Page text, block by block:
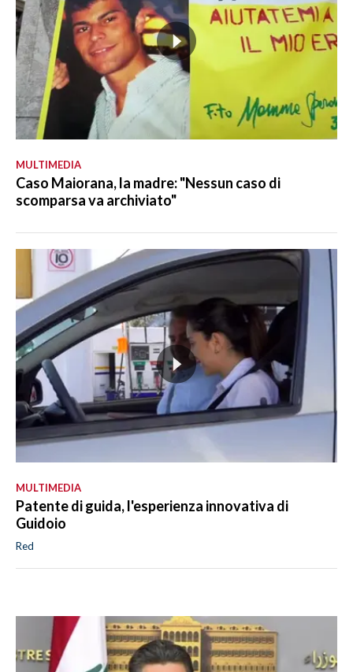
MULTIMEDIA
Caso Maiorana, la madre: "Nessun caso di
scomparsa va archiviato"
MULTIMEDIA
Patente di guida, l'esperienza innovativa di
Guidoio
Red